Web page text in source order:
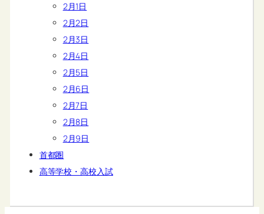
2月1日
2月2日
2月3日
2月4日
2月5日
2月6日
2月7日
2月8日
2月9日
首都圏
高等学校・高校入試